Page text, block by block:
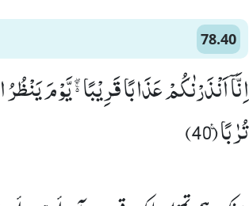
78.40
اِنَّاۤ اَنْذَرْنٰكُمْ عَذَابًا قَرِیْبًا ﭺ یَّوْمَ
تُرٰبًا۠ (40)